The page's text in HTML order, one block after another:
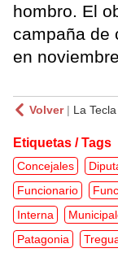
hombro. El
campaña de
en
Volver| La
Etiquetas / Tags
Concejales
Funcionario
Interna
Patagonia